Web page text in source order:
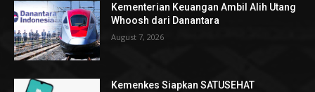
Kementerian Keuangan Ambil Alih Utang
Whoosh dari Danantara
August 7, 2026
Kemenkes Siapkan SATUSEHAT